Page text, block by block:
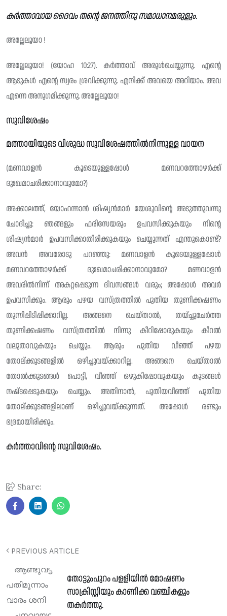
കർത്താവായ ദൈവം തന്റെ ജനത്തിനു സമാധാനമരുളും.
അല്ലേലൂയാ !
അല്ലേലൂയാ! (യോഹ 10:27). കർത്താവ് അരുൾചെയ്യുന്നു. എൻ്റെ
ആടുകൾ എൻ്റെ സ്വരം ശ്രവിക്കുന്നു. എനിക്ക് അവയെ അറിയാം. അവ
എന്നെ അനുഗമിക്കുന്നു. അല്ലേലൂയാ!
സുവിശേഷം
മത്തായിയുടെ വിശുദ്ധ സുവിശേഷത്തിൽനിന്നുള്ള വായന
(മണവാളൻ കൂടെയുള്ളപ്പോൾ മണവറത്തോഴർക്ക്
ദുഃഖമാചരിക്കാനാവുമോ?)
അക്കാലത്ത്, യോഹന്നാൻ ശിഷ്യൻമാർ യേശുവിന്റെ അടുത്തുവന്നു
ചോദിച്ചു: ഞങ്ങളും ഫരിസേയരും ഉപവസിക്കുകയും നിന്റെ
ശിഷ്യൻമാർ ഉപവസിക്കാതിരിക്കുകയും ചെയ്യുന്നത് എന്തുകൊണ്ട്?
അവൻ അവരോടു പറഞ്ഞു: മണവാളൻ കൂടെയുള്ളപ്പോൾ
മണവറത്തോഴർക്ക് ദുഃഖമാചരിക്കാനാവുമോ? മണവാളൻ
അവരിൽനിന്ന് അകറ്റപ്പെടുന്ന ദിവസങ്ങൾ വരും; അപ്പോൾ അവർ
ഉപവസിക്കും. ആരും പഴയ വസ്ത്രത്തിൽ പുതിയ തുണിക്കഷണം
തുന്നിപ്പിടിപ്പിക്കാറില്ല. അങ്ങനെ ചെയ്താൽ, തയ്ച്ചുചേർത്ത
തുണിക്കഷണം വസ്ത്രത്തിൽ നിന്നു കീറിപ്പോരുകയും കീറൽ
വലുതാവുകയും ചെയ്യും. ആരും പുതിയ വീഞ്ഞ് പഴയ
തോല്ക്കുടങ്ങളിൽ ഒഴിച്ചുവയ്ക്കാറില്ല. അങ്ങനെ ചെയ്താൽ
തോൽക്കുടങ്ങൾ പൊട്ടി, വീഞ്ഞ് ഒഴുകിപ്പോവുകയും കുടങ്ങൾ
നഷ്‌ടപ്പെടുകയും ചെയ്യും. അതിനാൽ, പുതിയവീഞ്ഞ് പുതിയ
തോല്ക്കുടങ്ങളിലാണ് ഒഴിച്ചുവയ്ക്കുന്നത്. അപ്പോൾ രണ്ടും
ഭദ്രമായിരിക്കും.
കർത്താവിന്റെ സുവിശേഷം.
Share:
PREVIOUS ARTICLE
തോട്ടുംപുറം പളളിയില്‍ മോഷണം
സാക്രിസ്റ്റിയും കാണിക്ക വഞ്ചികളും
തകര്‍ത്തു.